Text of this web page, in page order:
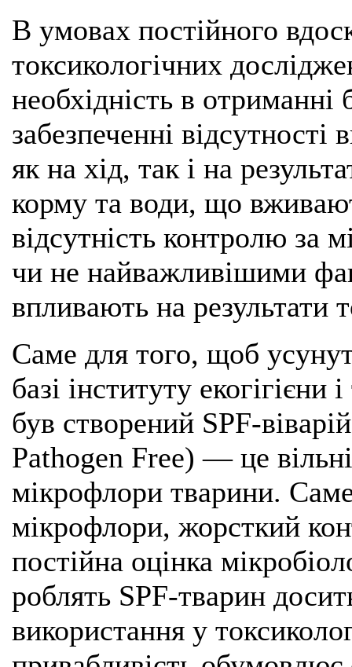
В умовах постійного
токсикологічних
необхідність в отриманні
забезпеченні
як на хід, так і на
корму та води, що
відсутність контролю за
чи не найважливішими
впливають на результати
Саме для того, щоб
базі інституту
був створений SPF-
Pathogen Free) — це
мікрофлори тварини. Саме
мікрофлори, жорсткий
постійна оцінка
роблять SPF-тварин
використання у